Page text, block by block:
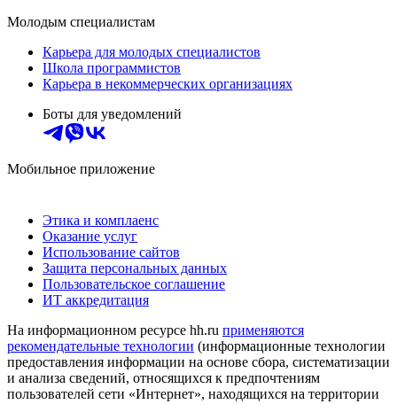
Молодым специалистам
Карьера для молодых специалистов
Школа программистов
Карьера в некоммерческих организациях
Боты для уведомлений
Мобильное приложение
Этика и комплаенс
Оказание услуг
Использование сайтов
Защита персональных данных
Пользовательское соглашение
ИТ аккредитация
На информационном ресурсе hh.ru применяются
рекомендательные технологии (информационные технологии
предоставления информации на основе сбора, систематизации
и анализа сведений, относящихся к предпочтениям
пользователей сети «Интернет», находящихся на территории